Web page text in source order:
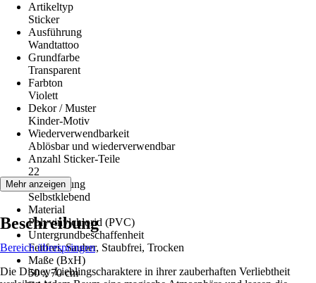
Artikeltyp
Sticker
Ausführung
Wandtattoo
Grundfarbe
Transparent
Farbton
Violett
Dekor / Muster
Kinder-Motiv
Wiederverwendbarkeit
Ablösbar und wiederverwendbar
Anzahl Sticker-Teile
22
Verarbeitung
Selbstklebend
Material
Polyvinylchlorid (PVC)
Untergrundbeschaffenheit
Fettfrei, Sauber, Staubfrei, Trocken
Maße (BxH)
50 x 70 cm
Mehr anzeigen
Beschreibung
Bereich überspringen
Die Disney-Lieblingscharaktere in ihrer zauberhaften Verliebtheit